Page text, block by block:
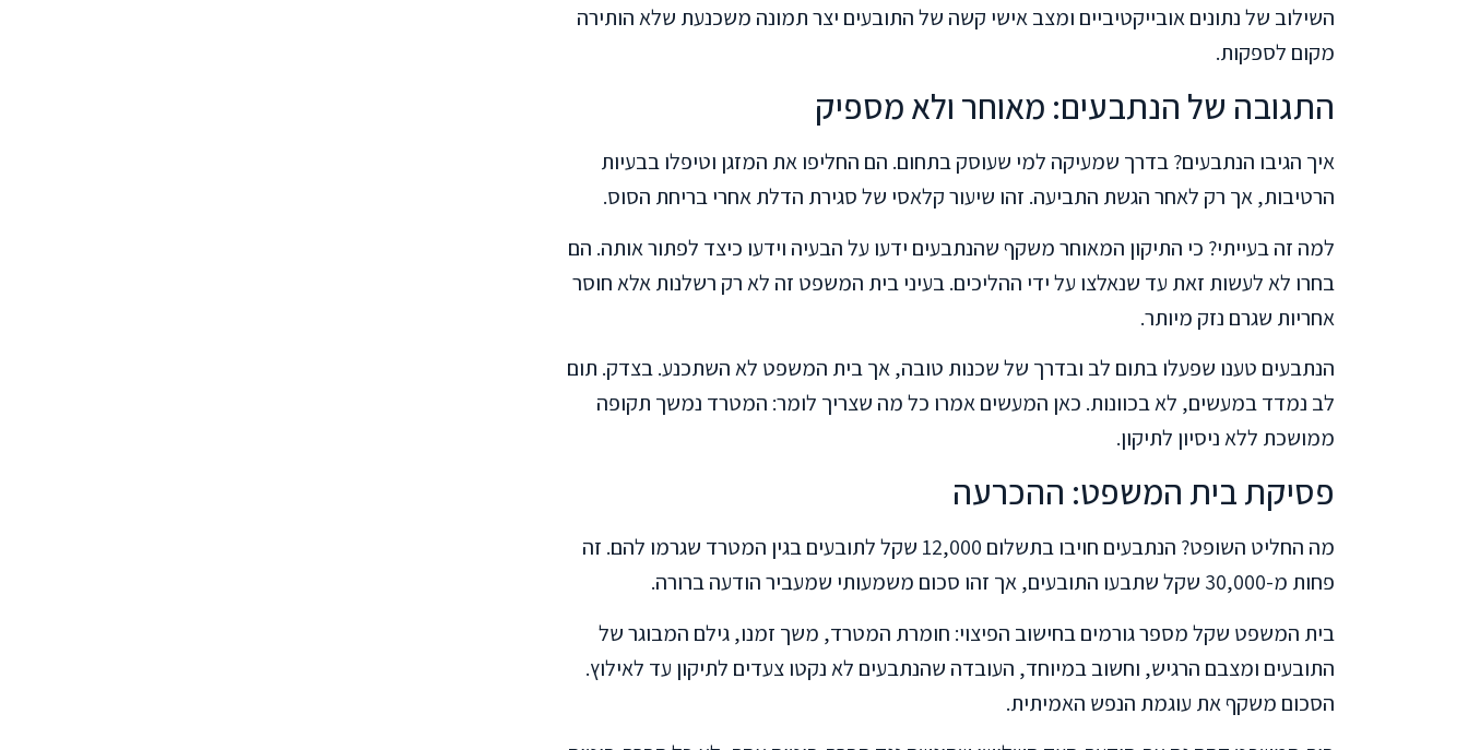
השילוב של נתונים אובייקטיביים ומצב אישי קשה של התובעים יצר תמונה משכנעת שלא הותירה
מקום לספקות.
התגובה של הנתבעים: מאוחר ולא מספיק
איך הגיבו הנתבעים? בדרך שמעיקה למי שעוסק בתחום. הם החליפו את המזגן וטיפלו בבעיות
הרטיבות, אך רק לאחר הגשת התביעה. זהו שיעור קלאסי של סגירת הדלת אחרי בריחת הסוס.
למה זה בעייתי? כי התיקון המאוחר משקף שהנתבעים ידעו על הבעיה וידעו כיצד לפתור אותה. הם
בחרו לא לעשות זאת עד שנאלצו על ידי ההליכים. בעיני בית המשפט זה לא רק רשלנות אלא חוסר
אחריות שגרם נזק מיותר.
הנתבעים טענו שפעלו בתום לב ובדרך של שכנות טובה, אך בית המשפט לא השתכנע. בצדק. תום
לב נמדד במעשים, לא בכוונות. כאן המעשים אמרו כל מה שצריך לומר: המטרד נמשך תקופה
ממושכת ללא ניסיון לתיקון.
פסיקת בית המשפט: ההכרעה
מה החליט השופט? הנתבעים חויבו בתשלום 12,000 שקל לתובעים בגין המטרד שגרמו להם. זה
פחות מ-30,000 שקל שתבעו התובעים, אך זהו סכום משמעותי שמעביר הודעה ברורה.
בית המשפט שקל מספר גורמים בחישוב הפיצוי: חומרת המטרד, משך זמנו, גילם המבוגר של
התובעים ומצבם הרגיש, וחשוב במיוחד, העובדה שהנתבעים לא נקטו צעדים לתיקון עד לאילוץ.
הסכום משקף את עוגמת הנפש האמיתית.